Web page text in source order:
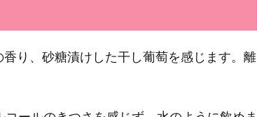
り、砂糖漬けした干し葡萄を感じます。離